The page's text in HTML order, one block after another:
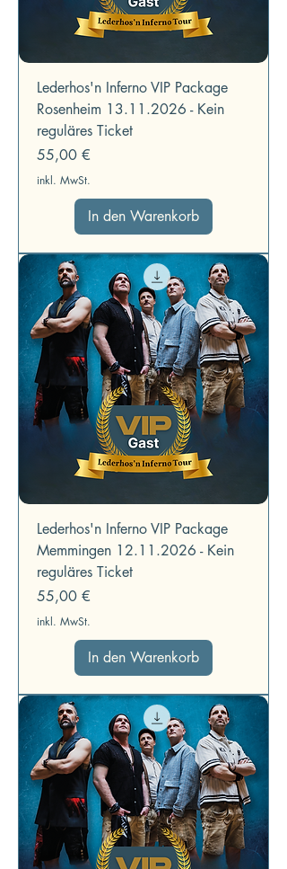
Lederhos'n Inferno VIP Package
Rosenheim 13.11.2026 - Kein
reguläres Ticket
Preis
55,00 €
inkl. MwSt.
In den Warenkorb
Lederhos'n Inferno VIP Package
Memmingen 12.11.2026 - Kein
reguläres Ticket
Preis
55,00 €
inkl. MwSt.
In den Warenkorb